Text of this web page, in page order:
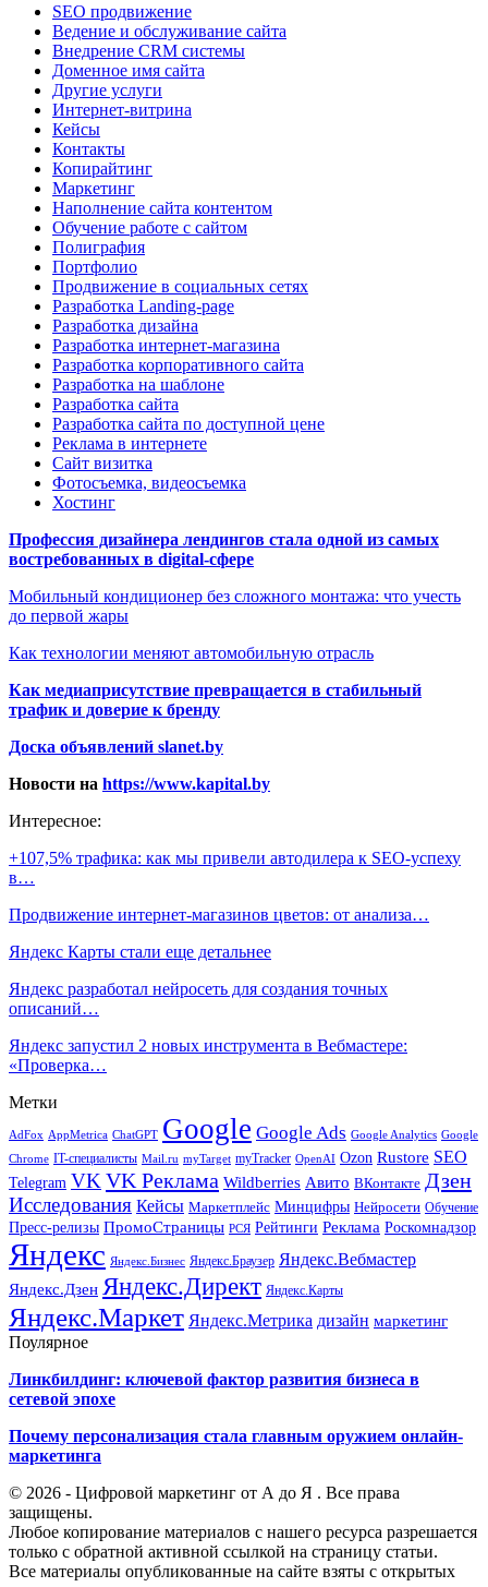
SEO продвижение
Ведение и обслуживание сайта
Внедрение CRM системы
Доменное имя сайта
Другие услуги
Интернет-витрина
Кейсы
Контакты
Копирайтинг
Маркетинг
Наполнение сайта контентом
Обучение работе с сайтом
Полиграфия
Портфолио
Продвижение в социальных сетях
Разработка Landing-page
Разработка дизайна
Разработка интернет-магазина
Разработка корпоративного сайта
Разработка на шаблоне
Разработка сайта
Разработка сайта по доступной цене
Реклама в интернете
Сайт визитка
Фотосъемка, видеосъемка
Хостинг
Профессия дизайнера лендингов стала одной из самых
востребованных в digital-сфере
Мобильный кондиционер без сложного монтажа: что учесть
до первой жары
Как технологии меняют автомобильную отрасль
Как медиаприсутствие превращается в стабильный
трафик и доверие к бренду
Доска объявлений slanet.by
Новости на https://www.kapital.by
Интересное:
+107,5% трафика: как мы привели автодилера к SEO-успеху
в…
Продвижение интернет-магазинов цветов: от анализа…
Яндекс Карты стали еще детальнее
Яндекс разработал нейросеть для создания точных
описаний…
Яндекс запустил 2 новых инструмента в Вебмастере:
«Проверка…
Метки
AdFox AppMetrica ChatGPT Google Google Ads Google Analytics Google
Chrome IT-специалисты Mail.ru myTarget myTracker OpenAI Ozon Rustore SEO
Telegram VK VK Реклама Wildberries Авито ВКонтакте Дзен
Исследования Кейсы Маркетплейс Минцифры Нейросети Обучение
Пресс-релизы ПромоСтраницы РСЯ Рейтинги Реклама Роскомнадзор
Яндекс Яндекс.Бизнес Яндекс.Браузер Яндекс.Вебмастер
Яндекс.Дзен Яндекс.Директ Яндекс.Карты
Яндекс.Маркет Яндекс.Метрика дизайн маркетинг
Поулярное
Линкбилдинг: ключевой фактор развития бизнеса в
сетевой эпохе
Почему персонализация стала главным оружием онлайн-
маркетинга
© 2026 - Цифровой маркетинг от А до Я . Все права
защищены.
Любое копирование материалов с нашего ресурса разрешается
только с обратной активной ссылкой на страницу статьи.
Все материалы опубликованные на сайте взяты с открытых